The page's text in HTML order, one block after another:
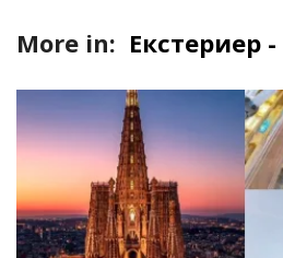
More in: Екстериер